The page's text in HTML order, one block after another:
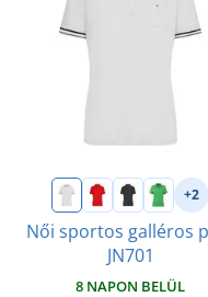
+2
Női sportos galléros
JN701
8 NAPON BELÜL